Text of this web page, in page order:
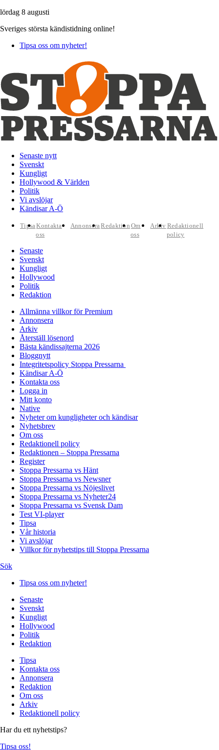
lördag 8 augusti
Sveriges största kändistidning online!
Tipsa oss om nyheter!
Senaste nytt
Svenskt
Kungligt
Hollywood & Världen
Politik
Vi avslöjar
Kändisar A-Ö
TipsaKontakta
oss
AnnonseraRedaktion Om
oss
Arkiv Redaktionell
policy
Senaste
Svenskt
Kungligt
Hollywood
Politik
Redaktion
Allmänna villkor för Premium
Annonsera
Arkiv
Återställ lösenord
Bästa kändissajterna 2026
Bloggnytt
Integritetspolicy Stoppa Pressarna
Kändisar A-Ö
Kontakta oss
Logga in
Mitt konto
Native
Nyheter om kungligheter och kändisar
Nyhetsbrev
Om oss
Redaktionell policy
Redaktionen – Stoppa Pressarna
Register
Stoppa Pressarna vs Hänt
Stoppa Pressarna vs Newsner
Stoppa Pressarna vs Nöjeslivet
Stoppa Pressarna vs Nyheter24
Stoppa Pressarna vs Svensk Dam
Test VI-player
Tipsa
Vår historia
Vi avslöjar
Villkor för nyhetstips till Stoppa Pressarna
Sök
Tipsa oss om nyheter!
Senaste
Svenskt
Kungligt
Hollywood
Politik
Redaktion
Tipsa
Kontakta oss
Annonsera
Redaktion
Om oss
Arkiv
Redaktionell policy
Har du ett nyhetstips?
Tipsa oss!